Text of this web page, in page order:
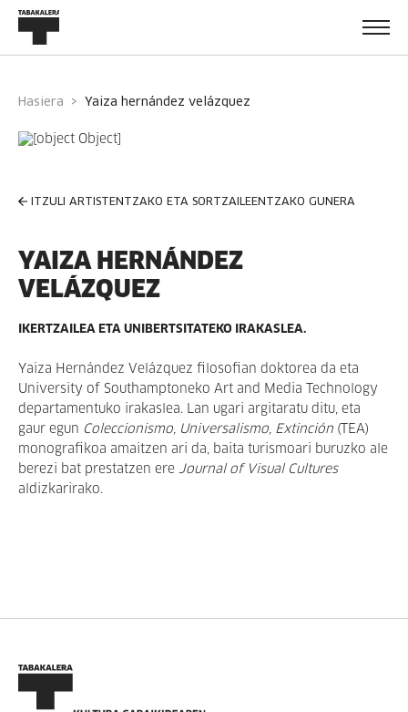
Hasiera yaiza hernández velázquez
ITZULI ARTISTENTZAKO ETA SORTZAILEENTZAKO GUNERA
YAIZA HERNÁNDEZ
VELÁZQUEZ
IKERTZAILEA ETA UNIBERTSITATEKO IRAKASLEA.
Yaiza Hernández Velázquez filosofian doktorea da eta
University of Southamptoneko Art and Media Technology
departamentuko irakaslea. Lan ugari argitaratu ditu, eta
gaur egun Coleccionismo, Universalismo, Extinción (TEA)
monografikoa amaitzen ari da, baita turismoari buruzko ale
berezi bat prestatzen ere Journal of Visual Cultures
aldizkarirako.